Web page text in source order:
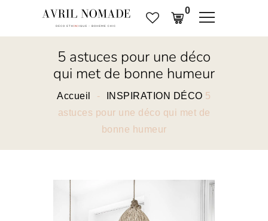
0
5 astuces pour une déco
qui met de bonne humeur
Accueil INSPIRATION DÉCO 5
astuces pour une déco qui met de
bonne humeur